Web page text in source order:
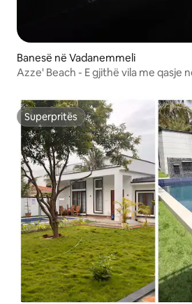
Banesë në Vadanemmeli
Azze' Beach - E gjithë vila me qasje
Superpritës
Superpritës